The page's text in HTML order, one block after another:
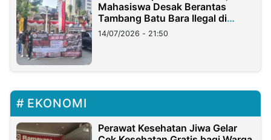
Mahasiswa Desak Berantas
Tambang Batu Bara Ilegal di
Lampung
14/07/2026 - 21:50
EKONOMI
Perawat Kesehatan Jiwa Gelar